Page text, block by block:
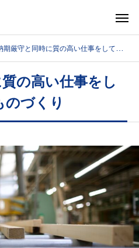
厳守と同時に質の高い仕事をしてこそナスクのものづくり
の高い仕事をし
づくり